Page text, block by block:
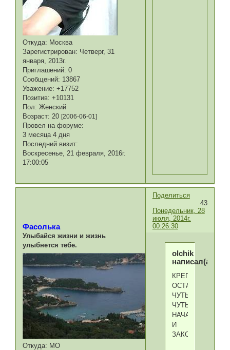
Откуда: Москва
Зарегистрирован: Четверг, 31
января, 2013г.
Приглашений: 0
Сообщений: 13867
Уважение: +17752
Позитив: +10131
Пол: Женский
Возраст: 20[2006-06-01]
Провел на форуме:
3 месяца 4 дня
Последний визит:
Воскресенье, 21 февраля, 2016г.
17:00:05
Поделиться
43
Понедельник, 28
июля, 2014г.
00:26:30
Фасолька
Улыбайся жизни и жизнь
улыбнется тебе.
Откуда: МО
olchik
написал(а):
КРЕПИСЬ
ОСТАЛОСЬ
ЧУТЬ-
ЧУТЬ,
НАЧАТЬ
И
ЗАКОНЧИТЬ